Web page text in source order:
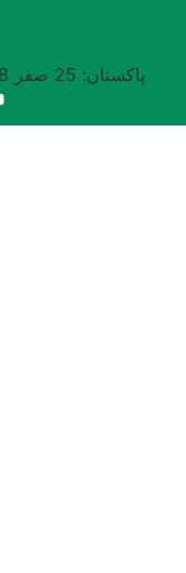
پاکستان: 25 صفر 1448